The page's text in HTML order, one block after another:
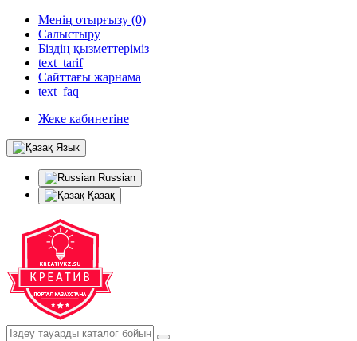
Менің отырғызу (0)
Салыстыру
Біздің қызметтеріміз
text_tarif
Сайттағы жарнама
text_faq
Жеке кабинетіне
Язык
Russian
Қазақ